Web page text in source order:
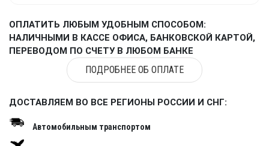
ОПЛАТИТЬ ЛЮБЫМ УДОБНЫМ СПОСОБОМ:
НАЛИЧНЫМИ В КАССЕ ОФИСА, БАНКОВСКОЙ КАРТОЙ,
ПЕРЕВОДОМ ПО СЧЕТУ В ЛЮБОМ БАНКЕ
ПОДРОБНЕЕ ОБ ОПЛАТЕ
ДОСТАВЛЯЕМ ВО ВСЕ РЕГИОНЫ РОССИИ И СНГ:
Автомобильным транспортом